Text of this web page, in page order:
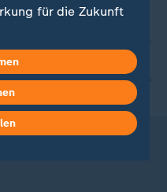
für die Zukunft
du in unserer